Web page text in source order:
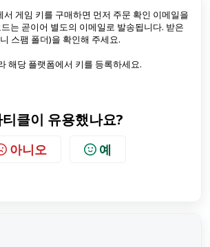
게임 키를 구매하면 먼저 주문 확인 이메일을
는 곧이어 별도의 이메일로 발송됩니다. 받은
스팸 폴더)을 확인해 주세요.
해당 플랫폼에서 키를 등록하세요.
클이 유용했나요?
아니오 예